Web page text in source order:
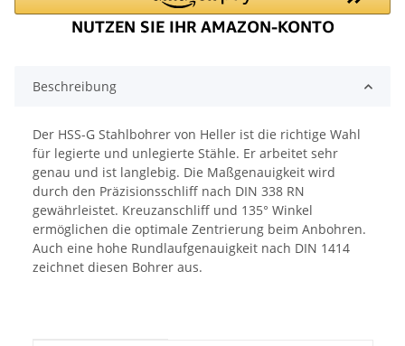
Beschreibung
Der HSS-G Stahlbohrer von Heller ist die richtige Wahl
für legierte und unlegierte Stähle. Er arbeitet sehr
genau und ist langlebig. Die Maßgenauigkeit wird
durch den Präzisionsschliff nach DIN 338 RN
gewährleistet. Kreuzanschliff und 135° Winkel
ermöglichen die optimale Zentrierung beim Anbohren.
Auch eine hohe Rundlaufgenauigkeit nach DIN 1414
zeichnet diesen Bohrer aus.